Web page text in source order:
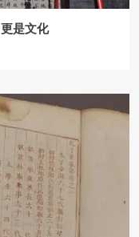
是文化